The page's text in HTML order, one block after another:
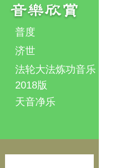
普度
济世
法轮大法炼功音乐
2018版
天音净乐